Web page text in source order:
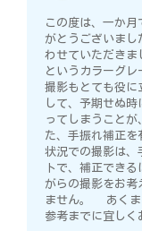
この度は、一か
がとうございまし
わせていただき
というカラーグ
撮影もとても役
して、予期せぬ
ってしまうこと
た、手振れ補正
状況での撮影は、
トで、補正でき
がらの撮影をお
ません。 あくま
参考までに宜しく